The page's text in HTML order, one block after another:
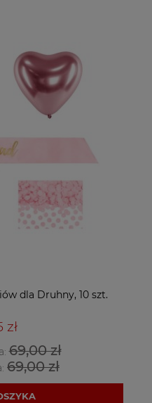
dla Druhny, 10 szt.
zł
69,00 zł
69,00 zł